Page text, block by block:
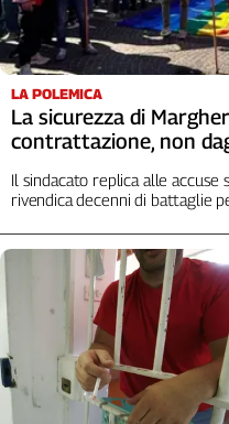
LA POLEMICA
La sicurezza di
contrattazione, non
Il sindacato replica alle accuse
rivendica decenni di battaglie